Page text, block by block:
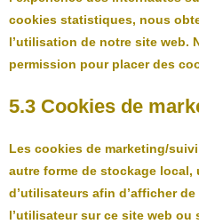
cookies statistiques, nous
l’utilisation de notre site web.
permission pour placer des
5.3 Cookies de
Les cookies de marketing/
autre forme de stockage
d’utilisateurs afin d’afficher
l’utilisateur sur ce site web